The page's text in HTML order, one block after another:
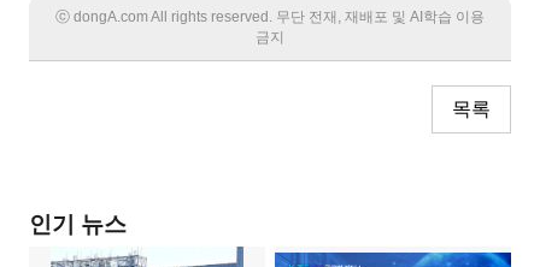
ⓒ dongA.com All rights reserved. 무단 전재, 재배포 및 AI학습 이용
금지
목록
인기 뉴스